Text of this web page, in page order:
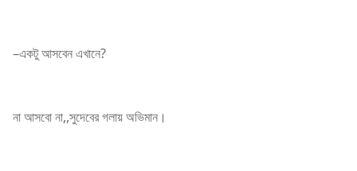
–একটু আসবেন এখানে?
না আসবো না,,সুদেবের গলায় অভিমান।